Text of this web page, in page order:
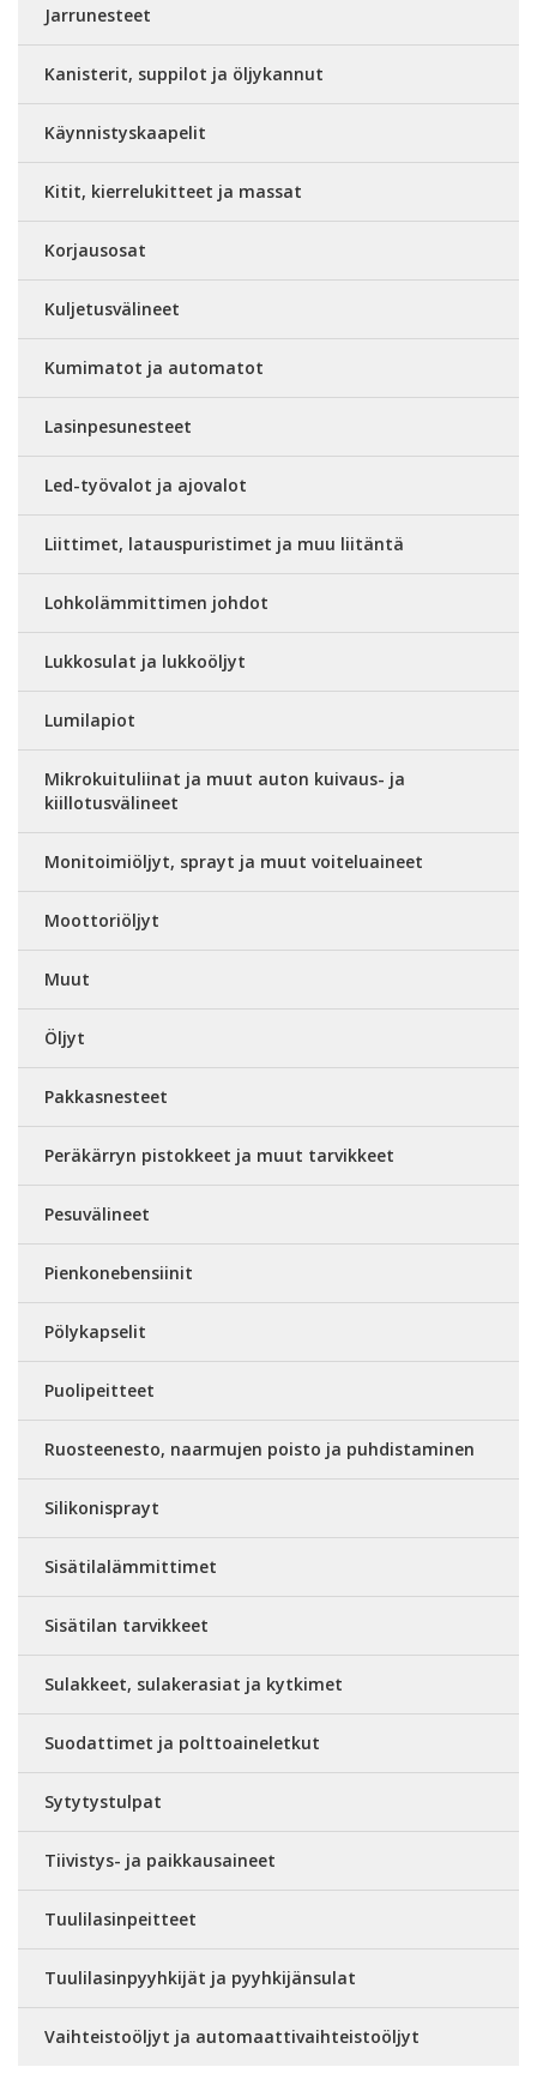
Jarrunesteet
Kanisterit, suppilot ja öljykannut
Käynnistyskaapelit
Kitit, kierrelukitteet ja massat
Korjausosat
Kuljetusvälineet
Kumimatot ja automatot
Lasinpesunesteet
Led-työvalot ja ajovalot
Liittimet, latauspuristimet ja muu liitäntä
Lohkolämmittimen johdot
Lukkosulat ja lukkoöljyt
Lumilapiot
Mikrokuituliinat ja muut auton kuivaus- ja
kiillotusvälineet
Monitoimiöljyt, sprayt ja muut voiteluaineet
Moottoriöljyt
Muut
Öljyt
Pakkasnesteet
Peräkärryn pistokkeet ja muut tarvikkeet
Pesuvälineet
Pienkonebensiinit
Pölykapselit
Puolipeitteet
Ruosteenesto, naarmujen poisto ja puhdistaminen
Silikonisprayt
Sisätilalämmittimet
Sisätilan tarvikkeet
Sulakkeet, sulakerasiat ja kytkimet
Suodattimet ja polttoaineletkut
Sytytystulpat
Tiivistys- ja paikkausaineet
Tuulilasinpeitteet
Tuulilasinpyyhkijät ja pyyhkijänsulat
Vaihteistoöljyt ja automaattivaihteistoöljyt